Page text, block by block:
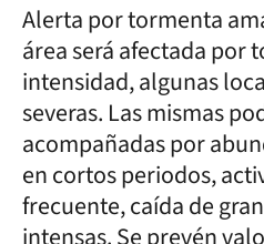
Alerta por tormenta
área será afectada por
intensidad, algunas
severas. Las mismas
acompañadas por
en cortos periodos,
frecuente, caída de